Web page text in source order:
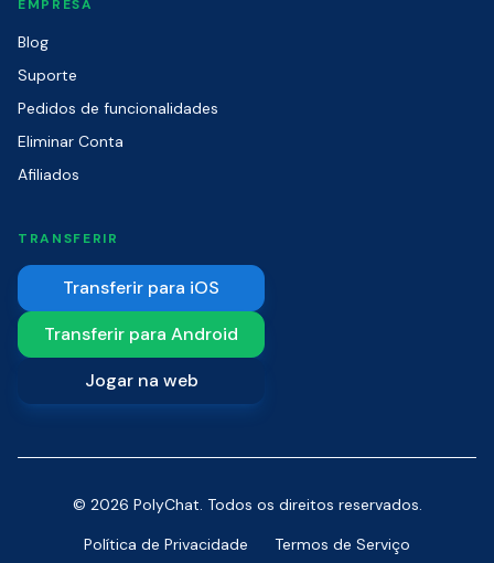
EMPRESA
Blog
Suporte
Pedidos de funcionalidades
Eliminar Conta
Afiliados
TRANSFERIR
Transferir para iOS
Transferir para Android
Jogar na web
© 2026 PolyChat. Todos os direitos reservados.
Política de Privacidade
Termos de Serviço